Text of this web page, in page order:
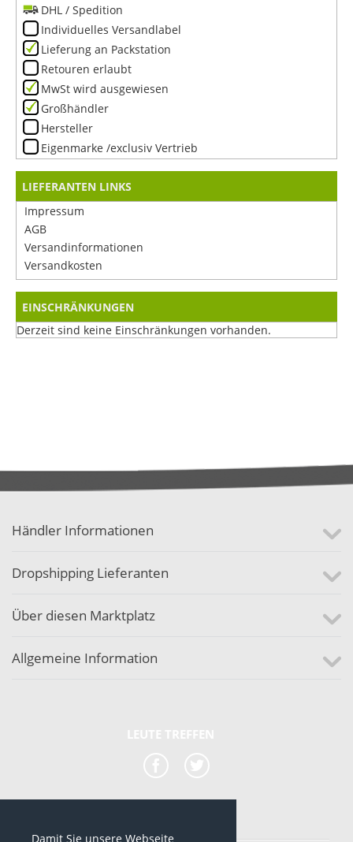
DHL / Spedition
Individuelles Versandlabel
Lieferung an Packstation
Retouren erlaubt
MwSt wird ausgewiesen
Großhändler
Hersteller
Eigenmarke /exclusiv Vertrieb
LIEFERANTEN LINKS
Impressum
AGB
Versandinformationen
Versandkosten
EINSCHRÄNKUNGEN
Derzeit sind keine Einschränkungen vorhanden.
Händler Informationen
Dropshipping Lieferanten
Über diesen Marktplatz
Allgemeine Information
Damit Sie unsere Webseite